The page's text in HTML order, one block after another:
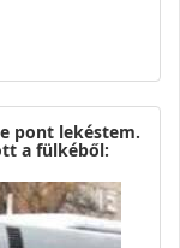
pont lekéstem.
a fülkéből: